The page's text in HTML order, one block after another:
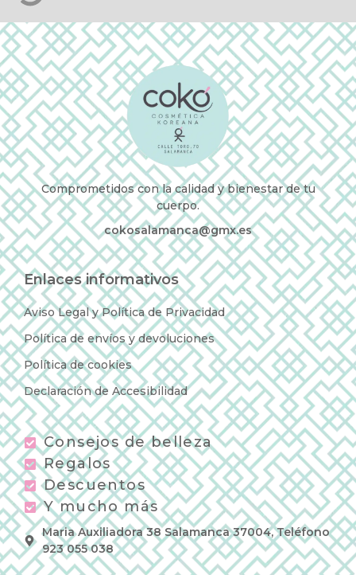
Comprometidos con la calidad y bienestar de tu
cuerpo.
cokosalamanca@gmx.es
Enlaces informativos
Aviso Legal y Política de Privacidad
Política de envíos y devoluciones
Política de cookies
Declaración de Accesibilidad
Consejos de belleza
Regalos
Descuentos
Y mucho más
Maria Auxiliadora 38 Salamanca 37004, Teléfono
923 055 038